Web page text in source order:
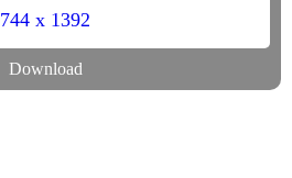
744 x 1392
Download